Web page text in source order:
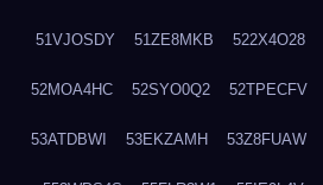
51VJOSDY 51ZE8MKB 522X4O28
52MOA4HC 52SYO0Q2 52TPECFV
53ATDBWI 53EKZAMH 53Z8FUAW